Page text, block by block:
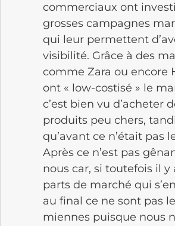
commerciaux ont
grosses campagnes
qui leur permettent
visibilité. Grâce à des
comme Zara ou encore
ont « low-costisé » le
c’est bien vu d’acheter
produits peu chers,
qu’avant ce n’était pas
Après ce n’est pas
nous car, si toutefois il y
parts de marché qui
au final ce ne sont pas
miennes puisque nous